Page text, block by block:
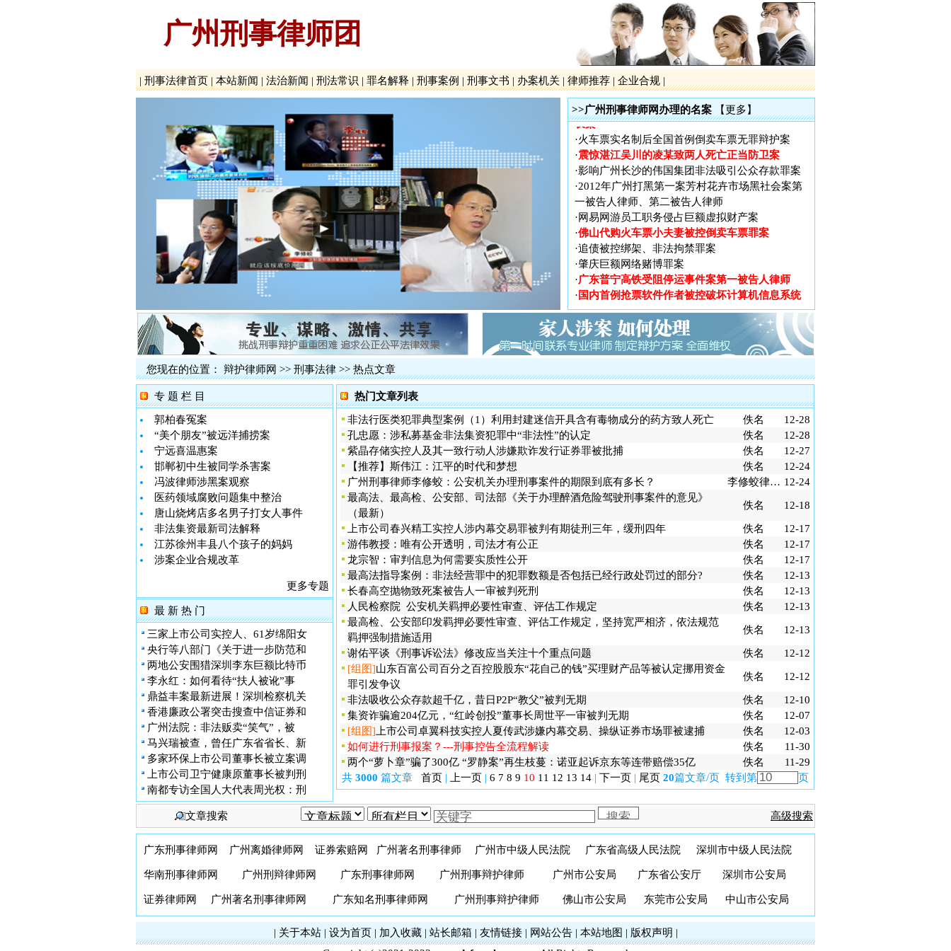
广州刑事律师团
| 刑事法律首页 | 本站新闻 | 法治新闻 | 刑法常识 | 罪名解释 | 刑事案例 | 刑事文书 | 办案机关 | 律师推荐 | 企业合规 |
>>广州刑事律师网办理的名案 【更多】
广东普宁高铁受阻停运事件案第一被告人律师
国内首例抢票软件作者被控破坏计算机信息系统
罪案
广州新中国大厦（十三行）特大非法集资罪案
·贵州贵阳打黑第一案黎庆洪被黑社会案
广泛报道、电视台大讨论的大学生李宗熙杀害厂
长案
火车票实名制后全国首例倒卖车票无罪辩护案
震惊湛江吴川的凌某致两人死亡正当防卫案
影响广州长沙的伟国集团非法吸引公众存款罪案
2012年广州打黑第一案芳村花卉市场黑社会案第
一被告人律师、第二被告人律师
网易网游员工职务侵占巨额虚拟财产案
佛山代购火车票小夫妻被控倒卖车票罪案
追债被控绑架、非法拘禁罪案
肇庆巨额网络赌博罪案
广东普宁高铁受阻停运事件案第一被告人律师
国内首例抢票软件作者被控破坏计算机信息系统
罪案
·广州新中国大厦（十三行）特大非法集资罪案
·贵州贵阳打黑第一案黎庆洪被黑社会案
·广泛报道、电视台大讨论的大学生李宗熙杀害厂
·火车票实名制后全国首例倒卖车票无罪辩护案
·震惊湛江吴川的凌某致两人死亡正当防卫案
·影响广州长沙的伟国集团非法吸引公众存款罪案
· 2012年广州打黑第一案芳村花卉市场黑社会案第
一被告人律师、第二被告人律师
网易网游员工职务侵占巨额虚拟财产案
·佛山代购火车票小夫妻被控倒卖车票罪案
·追债被控绑架、非法拘禁罪案
您现在的位置： 辩护律师网 >> 刑事法律 >> 热点文章
专 题 栏 目
郭柏春冤案
“美个朋友”被远洋捕捞案
宁远喜温惠案
邯郸初中生被同学杀害案
冯波律师涉黑案观察
医药领域腐败问题集中整治
唐山烧烤店多名男子打女人事件
非法集资最新司法解释
江苏徐州丰县八个孩子的妈妈
涉案企业合规改革
更多专题
最 新 热 门
三家上市公司实控人、61岁绵阳女
央行等八部门《关于进一步防范和
两地公安围猎深圳李东巨额比特币
李永红：如何看待“扶人被讹”事
鼎益丰案最新进展！深圳检察机关
香港廉政公署突击搜查中信证券和
广州法院：非法贩卖“笑气”，被
马兴瑞被查，曾任广东省省长、新
多家环保上市公司董事长被立案调
上市公司卫宁健康原董事长被判刑
南都专访全国人大代表周光权：刑
热门文章列表
非法行医类犯罪典型案例（1）利用封建迷信开具含有毒物成分的药方致人死亡 佚名
12-28
孔忠愿：涉私募基金非法集资犯罪中“非法性”的认定
佚名
12-28
紫晶存储实控人及其一致行动人涉嫌欺诈发行证券罪被批捕
佚名
12-27
【推荐】斯伟江：江平的时代和梦想
佚名
12-24
广州刑事律师李修蛟：公安机关办理刑事案件的期限到底有多长？
李修蛟律… 12-24
最高法、最高检、公安部、司法部《关于办理醉酒危险驾驶刑事案件的意见》
（最新）
佚名 12-18
上市公司春兴精工实控人涉内幕交易罪被判有期徒刑三年，缓刑四年 佚名
12-17
游伟教授：唯有公开透明，司法才有公正
佚名
12-17
龙宗智：审判信息为何需要实质性公开
佚名
12-17
最高法指导案例：非法经营罪中的犯罪数额是否包括已经行政处罚过的部分?
佚名
12-13
长春高空抛物致死案被告人一审被判死刑
佚名
12-13
人民检察院 公安机关羁押必要性审查、评估工作规定
佚名
12-13
最高检、公安部印发羁押必要性审查、评估工作规定，坚持宽严相济，依法规范
羁押强制措施适用
佚名 12-13
谢佑平谈《刑事诉讼法》修改应当关注十个重点问题 佚名
12-12
[组图]山东百富公司百分之百控股股东“花自己的钱”买理财产品等被认定挪用资金
罪引发争议
佚名 12-12
非法吸收公众存款超千亿，昔日P2P“教父”被判无期 佚名
12-10
集资诈骗逾204亿元，“红岭创投”董事长周世平一审被判无期
佚名
12-07
[组图] 上市公司卓翼科技实控人夏传武涉嫌内幕交易、操纵证券市场罪被逮捕 佚名
12-03
如何进行刑事报案？---刑事控告全流程解读
佚名
11-30
两个“萝卜章”骗了300亿 “罗静案”再生枝蔓：诺亚起诉京东等连带赔偿35亿
佚名
11-29
共 3000 篇文章 首页 | 上一页 | 6 7 8 9 10 11 12 13 14 | 下一页 | 尾页 20篇文章/页 转到第 页
文章搜索 高级搜索
广东刑事律师网 广州离婚律师网 证券索赔网 广州著名刑事律师 广州市中级人民法院 广东省高级人民法院 深圳市中级人民法院
华南刑事律师网 广州刑辩律师网 广东刑事律师网 广州刑事辩护律师 广州市公安局 广东省公安厅 深圳市公安局
证券律师网 广州著名刑事律师网 广东知名刑事律师网 广州刑事辩护律师 佛山市公安局 东莞市公安局 中山市公安局
| 关于本站| 设为首页| 加入收藏| 站长邮箱 | 友情链接| 网站公告| 本站地图 | 版权声明 |